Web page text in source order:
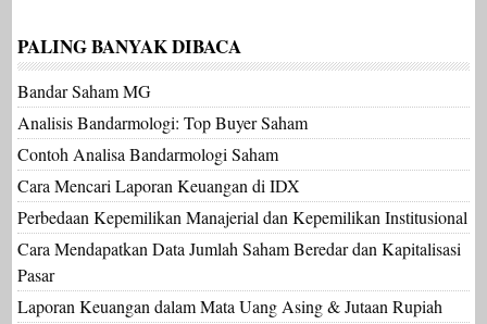
PALING BANYAK DIBACA
Bandar Saham MG
Analisis Bandarmologi: Top Buyer Saham
Contoh Analisa Bandarmologi Saham
Cara Mencari Laporan Keuangan di IDX
Perbedaan Kepemilikan Manajerial dan Kepemilikan Institusional
Cara Mendapatkan Data Jumlah Saham Beredar dan Kapitalisasi
Pasar
Laporan Keuangan dalam Mata Uang Asing & Jutaan Rupiah